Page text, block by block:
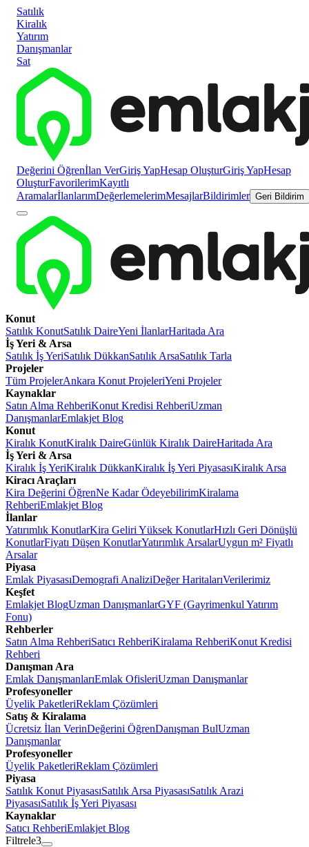
Satılık
Kiralık
Yatırım
Danışmanlar
Sat
Değerini Öğrenİlan VerGiriş YapHesap OluşturGiriş YapHesap
OluşturFavorilerimKayıtlı
AramalarİlanlarımDeğerlemelerimMesajlarBildirimler Geri Bildirim
Konut
Satılık KonutSatılık DaireYeni İlanlarHaritada Ara
İş Yeri & Arsa
Satılık İş YeriSatılık DükkanSatılık ArsaSatılık Tarla
Projeler
Tüm ProjelerAnkara Konut ProjeleriYeni Projeler
Kaynaklar
Satın Alma RehberiKonut Kredisi RehberiUzman
DanışmanlarEmlakjet Blog
Konut
Kiralık KonutKiralık DaireGünlük Kiralık DaireHaritada Ara
İş Yeri & Arsa
Kiralık İş YeriKiralık DükkanKiralık İş Yeri PiyasasıKiralık Arsa
Kiracı Araçları
Kira Değerini ÖğrenNe Kadar ÖdeyebilirimKiralama
RehberiEmlakjet Blog
İlanlar
Yatırımlık KonutlarKira Geliri Yüksek KonutlarHızlı Geri Dönüşlü
KonutlarFiyatı Düşen KonutlarYatırımlık ArsalarUygun m² Fiyatlı
Arsalar
Piyasa
Emlak PiyasasıDemografi AnaliziDeğer HaritalarıVerilerimiz
Keşfet
Emlakjet BlogUzman DanışmanlarGYF (Gayrimenkul Yatırım
Fonu)
Rehberler
Satın Alma RehberiSatıcı RehberiKiralama RehberiKonut Kredisi
Rehberi
Danışman Ara
Emlak DanışmanlarıEmlak OfisleriUzman Danışmanlar
Profesyoneller
Üyelik PaketleriReklam Çözümleri
Satış & Kiralama
Ücretsiz İlan VerinDeğerini ÖğrenDanışman BulUzman
Danışmanlar
Profesyoneller
Üyelik PaketleriReklam Çözümleri
Piyasa
Satılık Konut PiyasasıSatılık Arsa PiyasasıSatılık Arazi
PiyasasıSatılık İş Yeri Piyasası
Kaynaklar
Satıcı RehberiEmlakjet Blog
Filtrele3